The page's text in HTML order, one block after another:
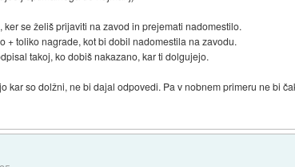
ker se želiš prijaviti na zavod in prejemati nadomestilo.
+ toliko nagrade, kot bi dobil nadomestila na zavodu.
takoj, ko dobiš nakazano, kar ti dolgujejo.
kar so dolžni, ne bi dajal odpovedi. Pa v nobnem primeru ne bi